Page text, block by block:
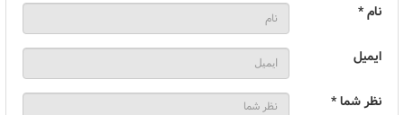
نام *
ایمیل
نظر شما *